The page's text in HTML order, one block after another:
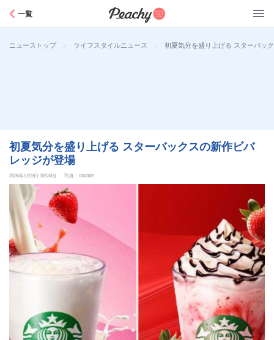
一覧
ニューストップ > ライフスタイルニュース > 初夏気分を盛り上げる スターバッ
初夏気分を盛り上げる スターバックスの新作ビバ
レッジが登場
2026年5月9日 0時30分 写真：cocotte